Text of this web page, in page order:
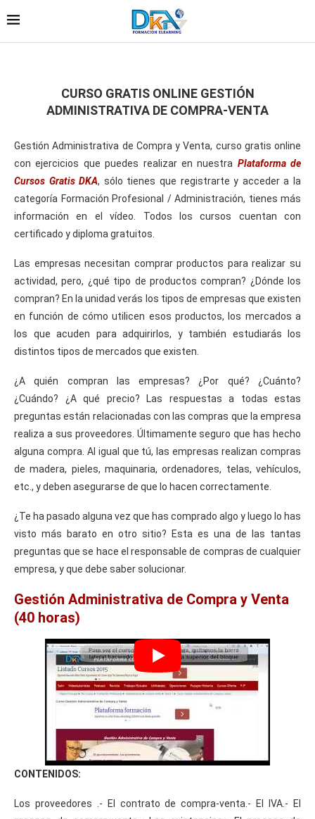
CURSO GRATIS ONLINE GESTIÓN
ADMINISTRATIVA DE COMPRA-VENTA
Gestión Administrativa de Compra y Venta, curso gratis online
con ejercicios que puedes realizar en nuestra Plataforma de
Cursos Gratis DKA, sólo tienes que registrarte y acceder a la
categoría Formación Profesional / Administración, tienes más
información en el vídeo. Todos los cursos cuentan con
certificado y diploma gratuitos.
Las empresas necesitan comprar productos para realizar su
actividad, pero, ¿qué tipo de productos compran? ¿Dónde los
compran? En la unidad verás los tipos de empresas que existen
en función de cómo utilicen esos productos, los mercados a
los que acuden para adquirirlos, y también estudiarás los
distintos tipos de mercados que existen.
¿A quién compran las empresas? ¿Por qué? ¿Cuánto?
¿Cuándo? ¿A qué precio? Las respuestas a todas estas
preguntas están relacionadas con las compras que la empresa
realiza a sus proveedores. Últimamente seguro que has hecho
alguna compra. Al igual que tú, las empresas realizan compras
de madera, pieles, maquinaria, ordenadores, telas, vehículos,
etc., y deben asegurarse de que lo hacen correctamente.
¿Te ha pasado alguna vez que has comprado algo y luego lo has
visto más barato en otro sitio? Esta es una de las tantas
preguntas que se hace el responsable de compras de cualquier
empresa, y que debe saber solucionar.
Gestión Administrativa de Compra y Venta
(40 horas)
CONTENIDOS:
Los proveedores .- El contrato de compra-venta.- El IVA.- El